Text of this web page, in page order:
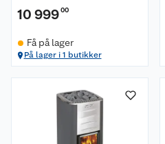
10 99900
Få på lager
På lager i 1 butikker